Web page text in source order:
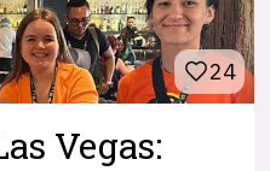
24
Vegas: